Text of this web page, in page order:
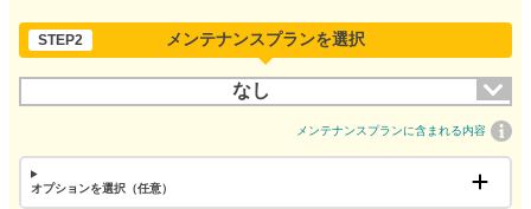
STEP2 メンテナンスプランを選択
なし
メンテナンスプランに含まれる内容
オプションを選択（任意）